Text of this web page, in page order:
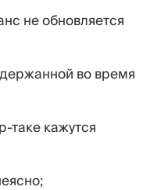
не обновляется
во время
таке кажутся